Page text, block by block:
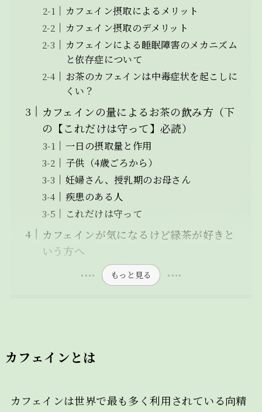
カフェイン摂取によるメリット
カフェイン摂取のデメリット
カフェインによる睡眠障害のメカニズム
と依存症について
お茶のカフェインは中毒症状を起こしに
くい？
カフェインの量によるお茶の飲み方（下
の【これだけは守って】必読）
一日の摂取量と作用
子供（4歳ごろから）
妊婦さん、授乳期のお母さん
疾患のある人
これだけは守って
カフェインが気になるけど緑茶が好きと
いう方へ
もっと見る
カフェインとは
カフェインは世界で最も多く利用されている向精